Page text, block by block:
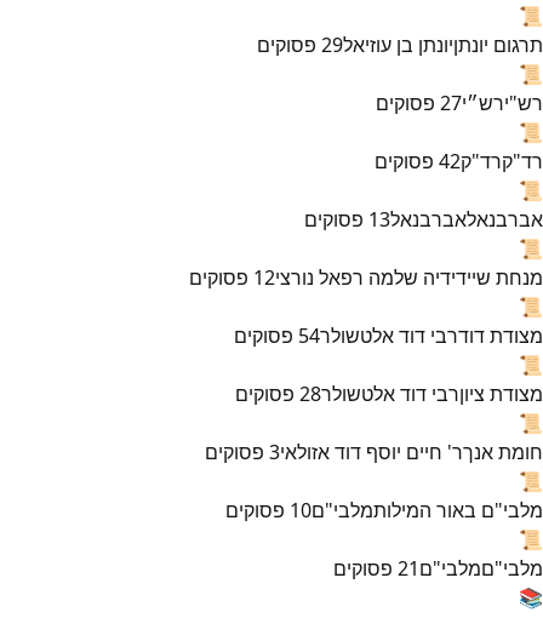
📜
תרגום יונתןיונתן בן עוזיאל29 פסוקים
📜
רש"ירש״י27 פסוקים
📜
רד"קרד"ק42 פסוקים
📜
אברבנאלאברבנאל13 פסוקים
📜
מנחת שיידידיה שלמה רפאל נורצי12 פסוקים
📜
מצודת דודרבי דוד אלטשולר54 פסוקים
📜
מצודת ציוןרבי דוד אלטשולר28 פסוקים
📜
חומת אנךר' חיים יוסף דוד אזולאי3 פסוקים
📜
מלבי"ם באור המילותמלבי"ם10 פסוקים
📜
מלבי"םמלבי"ם21 פסוקים
📚